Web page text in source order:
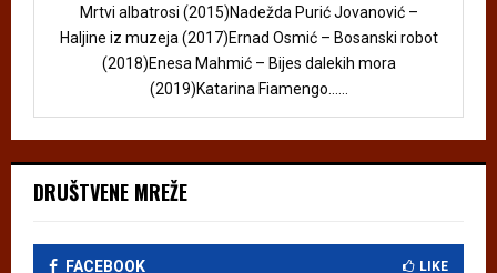
Mrtvi albatrosi (2015)Nadežda Purić Jovanović –
Haljine iz muzeja (2017)Ernad Osmić – Bosanski robot
(2018)Enesa Mahmić – Bijes dalekih mora
(2019)Katarina Fiamengo......
DRUŠTVENE MREŽE
FACEBOOK LIKE